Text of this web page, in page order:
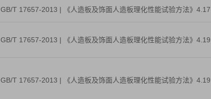
GB/T 17657-2013 | 《人造板及饰面人造板理化性能试验方法》4.17
GB/T 17657-2013 | 《人造板及饰面人造板理化性能试验方法》4.19
GB/T 17657-2013 | 《人造板及饰面人造板理化性能试验方法》4.19